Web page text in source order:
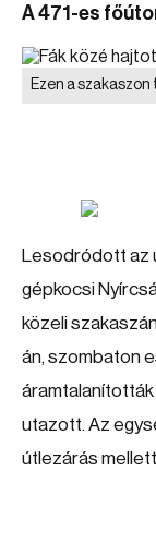
A 471-es
Ezen a
Lesodródott az
gépkocsi
közeli
án, szombaton
áramtalanították
utazott. Az
útlezárás